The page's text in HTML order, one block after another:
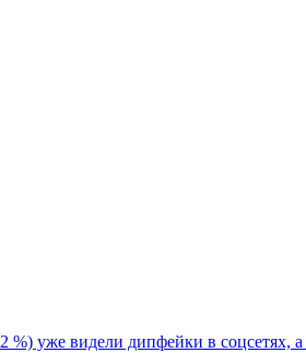
%) уже видели дипфейки в соцсетях, а